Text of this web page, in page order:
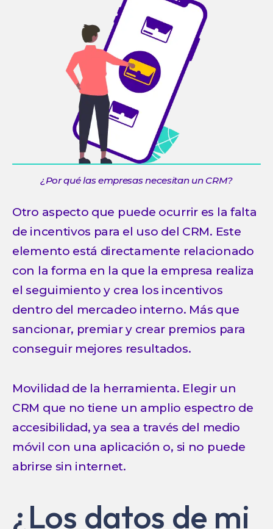
¿Por qué las empresas necesitan un CRM?
Otro aspecto que puede ocurrir es la falta
de incentivos para el uso del CRM. Este
elemento está directamente relacionado
con la forma en la que la empresa realiza
el seguimiento y crea los incentivos
dentro del mercadeo interno. Más que
sancionar, premiar y crear premios para
conseguir mejores resultados.
Movilidad de la herramienta. Elegir un
CRM que no tiene un amplio espectro de
accesibilidad, ya sea a través del medio
móvil con una aplicación o, si no puede
abrirse sin internet.
¿Los datos de mi